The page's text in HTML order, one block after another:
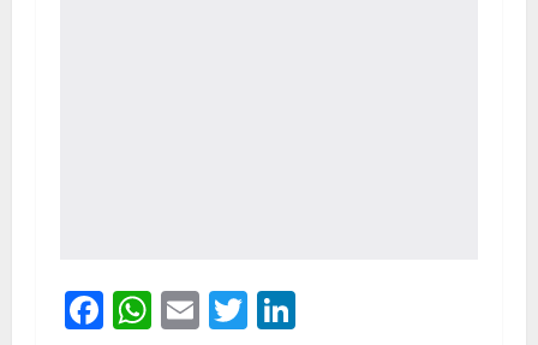
Facebook
WhatsApp
EmailTwitter